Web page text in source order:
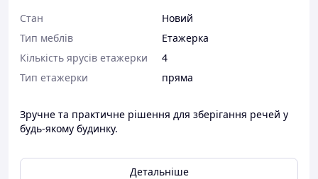
Стан
Новий
Тип меблів
Етажерка
Кількість ярусів етажерки
4
Тип етажерки
пряма
Зручне та практичне рішення для зберігання речей у
будь-якому будинку.
Детальніше